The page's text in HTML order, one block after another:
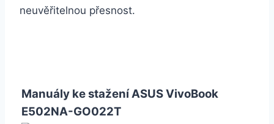
neuvěřitelnou přesnost.
Manuály ke stažení ASUS VivoBook
E502NA-GO022T